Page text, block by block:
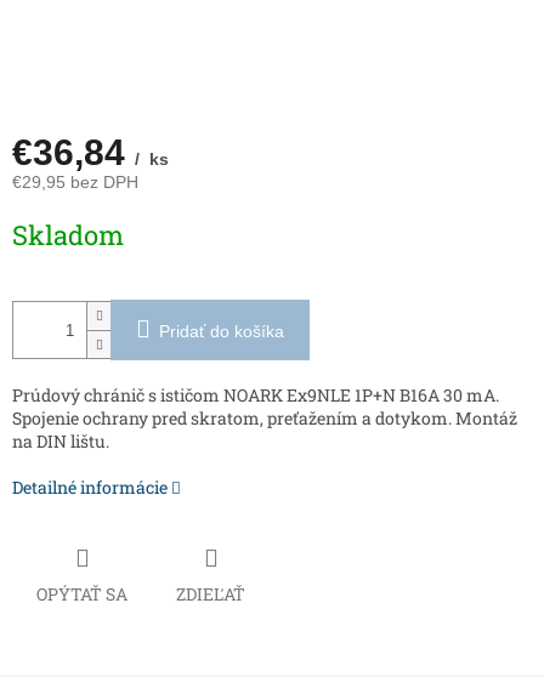
€36,84 / ks
€29,95 bez DPH
cena:
Skladom
Pridať do košíka
Prúdový chránič s ističom NOARK Ex9NLE 1P+N B16A 30 mA.
Spojenie ochrany pred skratom, preťažením a dotykom. Montáž
na DIN lištu.
Detailné informácie
OPÝTAŤ SA ZDIEĽAŤ